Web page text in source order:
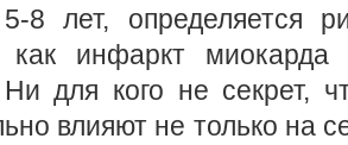
8 лет, определяется
как инфаркт миокарда
Ни для кого не секрет,
влияют не только на